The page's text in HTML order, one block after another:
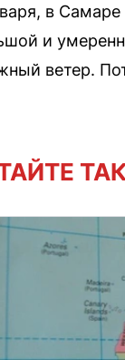
в
и
ветер.